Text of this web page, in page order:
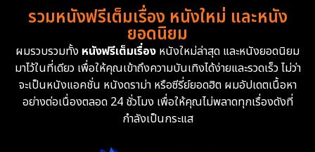
Family ครอบครัว 366
Fantasy จินตนาการ 332
Fiction 9
รวมหนังฟรีเต็มเรื่อง หนังใหม่ และหนัง
ยอดนิยม
ผมรวบรวมทั้ง หนังฟรีเต็มเรื่อง หนังใหม่ล่าสุด และหนังยอดนิยม
มาไว้ในที่เดียว เพื่อให้คุณเข้าถึงความบันเทิงได้ง่ายและรวดเร็ว ไม่ว่า
จะเป็นหนังแอคชั่น หนังดราม่า หรือซีรี่ย์ยอดฮิต ผมอัปเดตเนื้อหา
อย่างต่อเนื่องตลอด 24 ชั่วโมง เพื่อให้คุณไม่พลาดทุกเรื่องดังที่
กำลังเป็นกระแส